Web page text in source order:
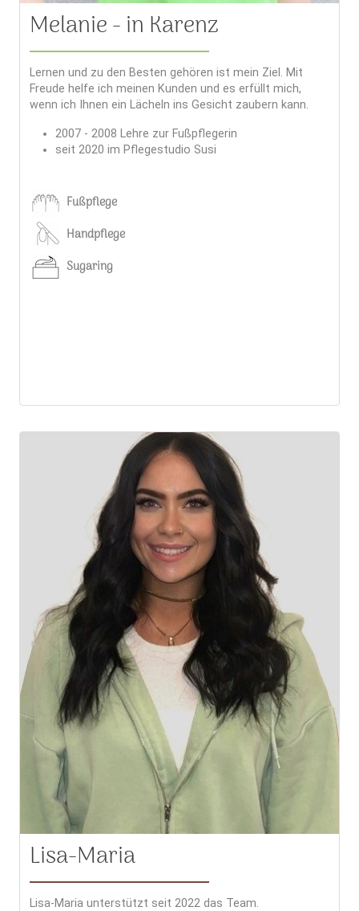
Melanie - in Karenz
Lernen und zu den Besten gehören ist mein Ziel. Mit
Freude helfe ich meinen Kunden und es erfüllt mich,
wenn ich Ihnen ein Lächeln ins Gesicht zaubern kann.
2007 - 2008 Lehre zur Fußpflegerin
seit 2020 im Pflegestudio Susi
Fußpflege
Handpflege
Sugaring
Lisa-Maria
Lisa-Maria unterstützt seit 2022 das Team.